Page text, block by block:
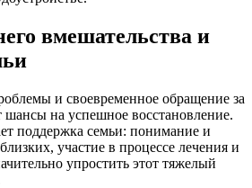
вмешательства и
и своевременное обращение за
на успешное восстановление.
поддержка семьи: понимание и
участие в процессе лечения и
упростить этот тяжелый